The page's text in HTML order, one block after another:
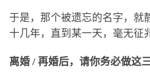
于是，那个被遗忘的名字，就
十几年，直到某一天，毫无征
离婚 / 再婚后，请你务必做这